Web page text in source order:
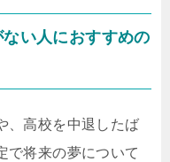
い人におすすめの
、高校を中退したば
で将来の夢について